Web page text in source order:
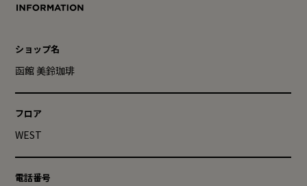
ショップ名
函館 美鈴珈琲
フロア
WEST
電話番号